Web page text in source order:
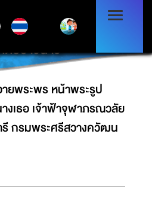
วายพระพร หน้าพระรูป
งเธอ เจ้าฟ้าจุฬาภรณวลัย
กรมพระศรีสวางควัฒน
ติยราชนารี
ยพระพร หน้าพระรูป
งเธอ เจ้าฟ้าจุฬาภรณวลัย
กรมพระศรีสวางควัฒน